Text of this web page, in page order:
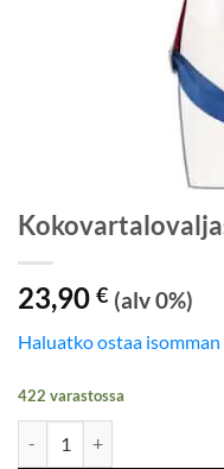
23,90 € (alv 0%)
Haluatko ostaa
422 varastossa